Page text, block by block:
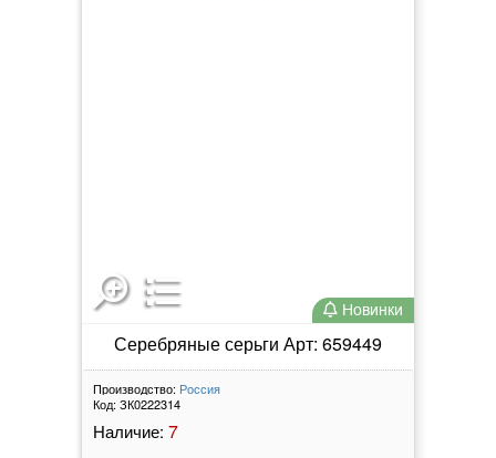
Новинки
Серебряные серьги Арт: 659449
Производство: Россия
Код: ЗК0222314
Наличие: 7